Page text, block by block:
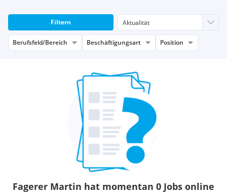
Filtern
Berufsfeld/Bereich Beschäftigungsart Position
Fagerer Martin hat momentan 0 Jobs online